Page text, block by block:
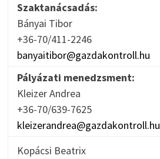
Szaktanácsadás:
Bányai Tibor
+36-70/411-2246
banyaitibor@gazdakontroll.hu
Pályázati menedzsment:
Kleizer Andrea
+36-70/639-7625
kleizerandrea@gazdakontroll.hu
Kopácsi Beatrix